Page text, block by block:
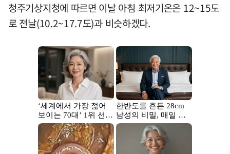
청주기상지청에 따르면 이날 아침 최저기온은 12~15도
로 전날(10.2~17.7도)과 비슷하겠다.